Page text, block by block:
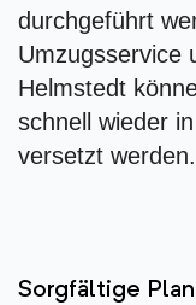
durchgeführt
Umzugsservice
Helmstedt
schnell wieder
versetzt werden.
Sorgfältige